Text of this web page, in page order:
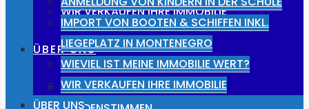
WIR VERKAUFEN IHRE IMMOBILIE
ÜBER UNS
UNSERE STANDORTE
IMPORT VON BOOTEN & SCHIFFEN INKL.
LIEGEPLATZ IN MONTENEGRO
WIEVIEL IST MEINE IMMOBILIE WERT?
WIR VERKAUFEN IHRE IMMOBILIE
ÜBER UNS